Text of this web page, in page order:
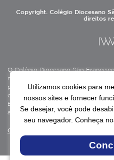
Copyright. Colégio Diocesano
direitos
O Colégio Diocesano São
mantido pela Associação Antônio
privado sem fins lucrativos,
cultural, assistencial e
Beneficente de Assistência Social
assistência social.
Continue lendo
Utilizamos cookies para
nossos sites e fornecer
Se desejar, você pode
seu navegador. Conheça